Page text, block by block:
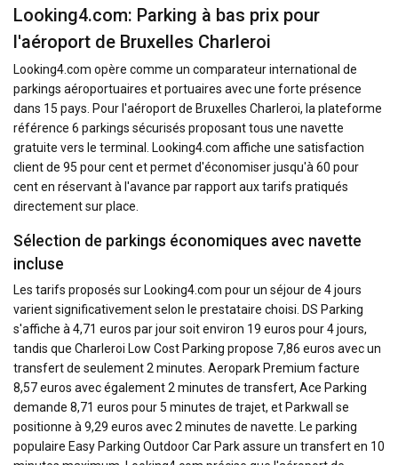
Looking4.com: Parking à bas prix pour
l'aéroport de Bruxelles Charleroi
Looking4.com opère comme un comparateur international de
parkings aéroportuaires et portuaires avec une forte présence
dans 15 pays. Pour l'aéroport de Bruxelles Charleroi, la plateforme
référence 6 parkings sécurisés proposant tous une navette
gratuite vers le terminal. Looking4.com affiche une satisfaction
client de 95 pour cent et permet d'économiser jusqu'à 60 pour
cent en réservant à l'avance par rapport aux tarifs pratiqués
directement sur place.
Sélection de parkings économiques avec navette
incluse
Les tarifs proposés sur Looking4.com pour un séjour de 4 jours
varient significativement selon le prestataire choisi. DS Parking
s'affiche à 4,71 euros par jour soit environ 19 euros pour 4 jours,
tandis que Charleroi Low Cost Parking propose 7,86 euros avec un
transfert de seulement 2 minutes. Aeropark Premium facture
8,57 euros avec également 2 minutes de transfert, Ace Parking
demande 8,71 euros pour 5 minutes de trajet, et Parkwall se
positionne à 9,29 euros avec 2 minutes de navette. Le parking
populaire Easy Parking Outdoor Car Park assure un transfert en 10